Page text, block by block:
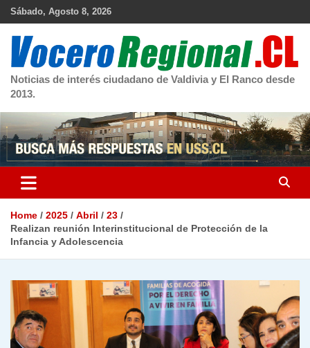
Skip
Sábado, Agosto 8, 2026
Noticias de interés ciudadano de Valdivia y El Ranco desde
2013.
Home 2025 Abril
23
Realizan reunión Interinstitucional de Protección de la
Infancia y Adolescencia